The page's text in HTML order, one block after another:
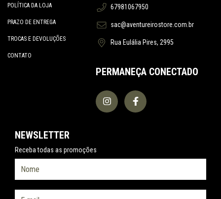
POLÍTICA DA LOJA
PRAZO DE ENTREGA
TROCAS E DEVOLUÇÕES
CONTATO
67981067950
sac@aventureirostore.com.br
Rua Eulália Pires, 2995
PERMANEÇA CONECTADO
NEWSLETTER
Receba todas as promoções